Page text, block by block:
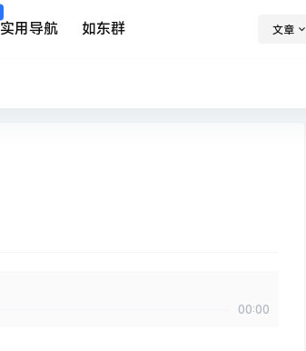
实用导航 如东群 文章
00:00